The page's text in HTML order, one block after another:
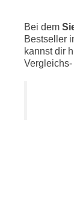
Bei dem
Bestseller
kannst dir